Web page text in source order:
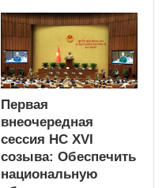
Первая
внеочередная
сессия НС XVI
созыва: Обеспечить
национальную